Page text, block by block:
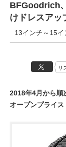
BFGoodrich
けドレスアッ
13インチ～15
リ
2018年4月から順
オープンプライス